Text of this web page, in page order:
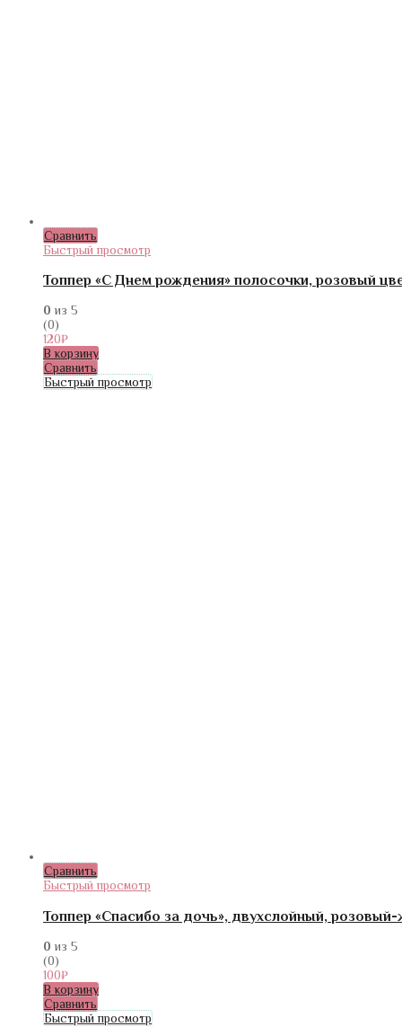
Сравнить
Быстрый просмотр
Топпер «С Днем рождения» полосочки, розовый
0 из 5
(0)
120₽
В корзину
Сравнить
Быстрый просмотр
Сравнить
Быстрый просмотр
Топпер «Спасибо за дочь», двухслойный, розовый-
0 из 5
(0)
100₽
В корзину
Сравнить
Быстрый просмотр